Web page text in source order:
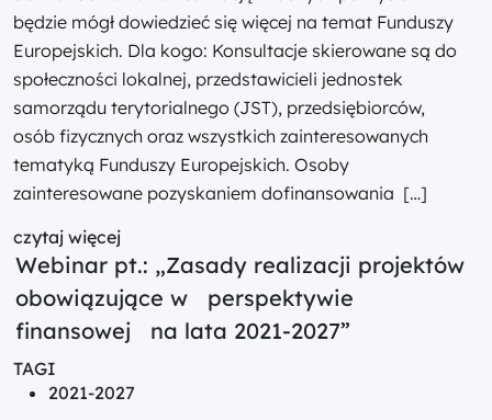
będzie mógł dowiedzieć się więcej na temat Funduszy
Europejskich. Dla kogo: Konsultacje skierowane są do
społeczności lokalnej, przedstawicieli jednostek
samorządu terytorialnego (JST), przedsiębiorców,
osób fizycznych oraz wszystkich zainteresowanych
tematyką Funduszy Europejskich. Osoby
zainteresowane pozyskaniem dofinansowania […]
czytaj więcej
Webinar pt.: „Zasady realizacji projektów
obowiązujące w perspektywie
finansowej na lata 2021-2027”
TAGI
2021-2027